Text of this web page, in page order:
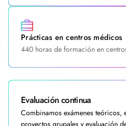
Prácticas en centros médicos
440 horas de formación en
Evaluación continua
Combinamos exámenes teóricos,
proyectos grupales y evaluación